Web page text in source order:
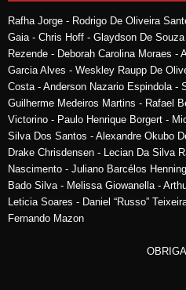
Rafha Jorge - Rodrigo De Oliveira
Gaia - Chris Hoff - Glaydson De
Rezende - Deborah Carolina Moraes
Garcia Alves - Weskley Raupp De
Costa - Anderson Nazario Espindola -
Guilherme Medeiros Martins - Rafael
Victorino - Paulo Henrique Borgert -
Silva Dos Santos - Alexandre Okubo
Drake Chrisdensen - Lecian Da Silva
Nascimento - Juliano Barcélos
Bado Silva - Melissa Giowanella -
Leticia Soares - Daniel “Russo”
Fernando Mazon